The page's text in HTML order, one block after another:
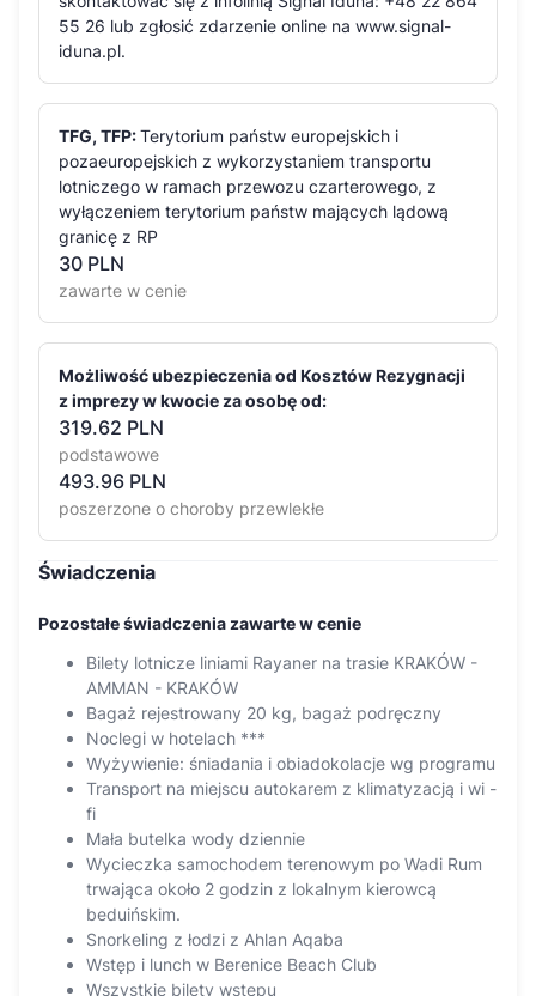
55 26 lub zgłosić zdarzenie online na www.signal-
iduna.pl.
TFG, TFP:Terytorium państw europejskich i
pozaeuropejskich z wykorzystaniem transportu
lotniczego w ramach przewozu czarterowego, z
wyłączeniem terytorium państw mających lądową
granicę z RP
30 PLN
zawarte w cenie
Możliwość ubezpieczenia od Kosztów Rezygnacji
z imprezy w kwocie za osobę od:
319.62 PLN
podstawowe
493.96 PLN
poszerzone o choroby przewlekłe
Świadczenia
Pozostałe świadczenia zawarte w cenie
Bilety lotnicze liniami Rayaner na trasie KRAKÓW -
AMMAN - KRAKÓW
Bagaż rejestrowany 20 kg, bagaż podręczny
Noclegi w hotelach ***
Wyżywienie: śniadania i obiadokolacje wg programu
Transport na miejscu autokarem z klimatyzacją i wi -
fi
Mała butelka wody dziennie
Wycieczka samochodem terenowym po Wadi Rum
trwająca około 2 godzin z lokalnym kierowcą
beduińskim.
Snorkeling z łodzi z Ahlan Aqaba
Wstęp i lunch w Berenice Beach Club
Wszystkie bilety wstępu